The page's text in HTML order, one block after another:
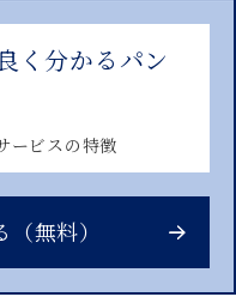
く分かるパン
ービスの特徴
無料）